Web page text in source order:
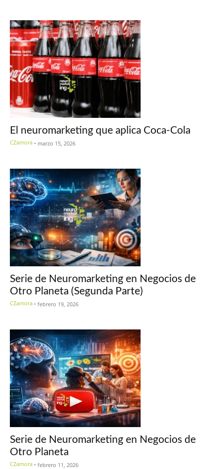
El neuromarketing que aplica Coca-Cola
CZamora - marzo 15, 2026
Serie de Neuromarketing en Negocios de
Otro Planeta (Segunda Parte)
CZamora - febrero 19, 2026
Serie de Neuromarketing en Negocios de
Otro Planeta
CZamora - febrero 11, 2026